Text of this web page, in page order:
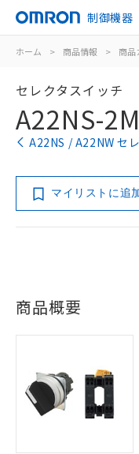
制御機器
ホーム > 商品情報 > 商品
セレクタスイッチ
A22NS-
A22NS / A22NW セ
マイリストに追
商品概要